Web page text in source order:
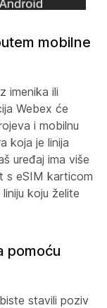
mobilne
imenika ili
Webex će
i mobilnu
koja je linija
uređaj ima više
s eSIM karticom
koju želite
pomoću
stavili poziv